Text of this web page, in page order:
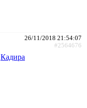
26/11/2018 21:54:07
#2564676
Кадира